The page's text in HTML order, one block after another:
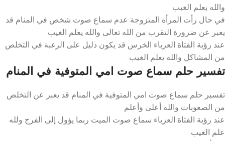
والله يعلم الغيب
في حال رأت المرأة المتزوجة عدم سماع صوت شخص في المنام قد
يعبر عن ضرورة التقرب من الله تعالى والله يعلم الغيب
عند رؤية الفتاة العزباء الخرس قد يكون دليل على الرغبة في التخلص
من المشاكل والله يعلم الغيب
تفسير حلم سماع صوت امي المتوفية في المنام
تفسير حلم سماع صوت امي المتوفية في المنام قد يعبر عن التخلص
من الصعوبات والله أعلى وأعلم
عند رؤية الفتاة العزباء سماع صوت الميت ربما يؤول إلى الفرج ولله
علم الغيب